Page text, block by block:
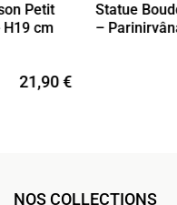
Petit
H19 cm
21,90 €
Statue
–
NOS COLLECTIONS